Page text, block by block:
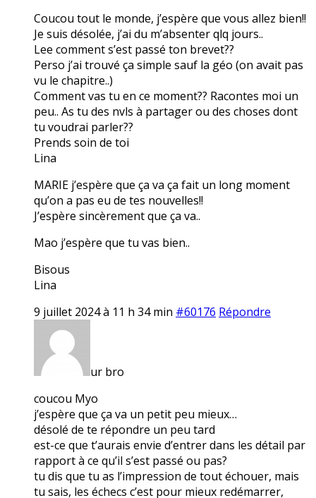
Coucou tout le monde, j’espère que vous allez bien!!
Je suis désolée, j’ai du m’absenter qlq jours..
Lee comment s’est passé ton brevet??
Perso j’ai trouvé ça simple sauf la géo (on avait pas
vu le chapitre..)
Comment vas tu en ce moment?? Racontes moi un
peu.. As tu des nvls à partager ou des choses dont
tu voudrai parler??
Prends soin de toi
Lina
MARIE j’espère que ça va ça fait un long moment
qu’on a pas eu de tes nouvelles!!
J’espère sincèrement que ça va..
Mao j’espère que tu vas bien..
Bisous
Lina
9 juillet 2024 à 11 h 34 min #60176 Répondre
ur bro
coucou Myo
j’espère que ça va un petit peu mieux…
désolé de te répondre un peu tard
est-ce que t’aurais envie d’entrer dans les détail par
rapport à ce qu’il s’est passé ou pas?
tu dis que tu as l’impression de tout échouer, mais
tu sais, les échecs c’est pour mieux redémarrer,